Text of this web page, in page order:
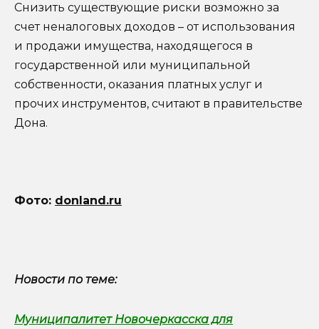
Снизить существующие риски возможно за
счет неналоговых доходов – от использования
и продажи имущества, находящегося в
государственной или муниципальной
собственности, оказания платных услуг и
прочих инструментов, считают в правительстве
Дона.
Фото: donland.ru
Новости по теме:
Муниципалитет Новочеркасска для